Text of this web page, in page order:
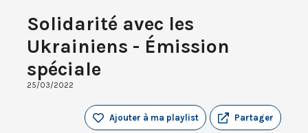
Solidarité avec les
Ukrainiens - Émission
spéciale
25/03/2022
Partager
Ajouter à ma playlist